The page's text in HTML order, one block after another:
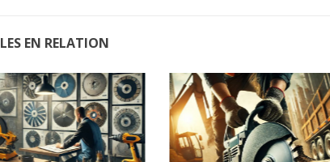
EN RELATION